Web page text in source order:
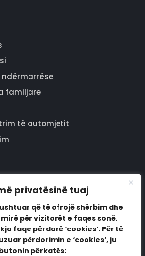
privatësinë tuaj
që të ofrojë shërbim dhe
për vizitorët e faqes sonë.
faqe përdorë ‘cookies’. Për të
përdorimin e ‘cookies’, ju
përkatës:
ndërmarrëse
familjare
të automjetit